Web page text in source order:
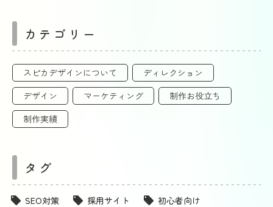
カテゴリー
スピカデザインについて
ディレクション
デザイン
マーケティング
制作お役立ち
制作実績
タグ
SEO対策 採用サイト
初心者向け